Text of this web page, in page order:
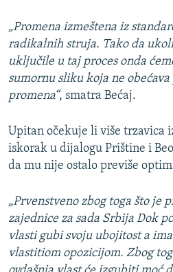
„Promena izmeštena iz
radikalnih struja. Tako da
uključile u taj proces onda
sumornu sliku koja ne
promena“, smatra Bećaj.
Upitan očekuje li više trzavica
iskorak u dijalogu Prištine i
da mu nije ostalo previše
„Prvenstveno zbog toga što je
zajednice za sada Srbija Dok
vlasti gubi svoju ubojitost a
vlastitiom opozicijom. Zbog